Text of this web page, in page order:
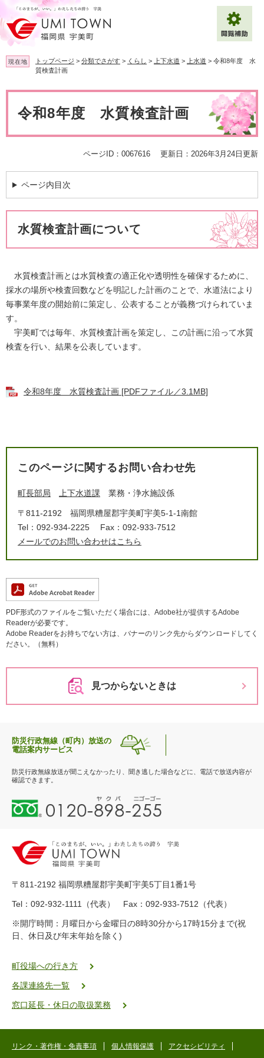
ー
ジ
の
先
頭
す
ニ
ュ
ー
を
飛
し
文字サイズ 標準 拡大
背景色変更 白 黒 青
現在地 トップページ > 分類でさがす > くらし > 上下水道 > 上水道 > 令和8年度 水
質検査計画
令和8年度 水質検査計画
ページID：0067616 更新日：2026年3月24日更新
ページ内目次
水質検査計画について
水質検査計画とは水質検査の適正化や透明性を確保するために、
採水の場所や検査回数などを明記した計画のことで、水道法により
毎事業年度の開始前に策定し、公表することが義務づけられていま
す。
宇美町では毎年、水質検査計画を策定し、この計画に沿って水質
検査を行い、結果を公表しています。
令和8年度 水質検査計画 [PDFファイル／3.1MB]
このページに関するお問い合わせ先
町長部局 上下水道課 業務・浄水施設係
〒811-2192
福岡県糟屋郡宇美町宇美5-1-1南館
Tel：092-934-2225
Fax：092-933-7512
メールでのお問い合わせはこちら
PDF形式のファイルをご覧いただく場合には、Adobe社が提供するAdobe
Readerが必要です。
Adobe Readerをお持ちでない方は、バナーのリンク先からダウンロードしてく
ださい。（無料）
見つからないときは
防災行政無線（町内）放送の
電話案内サービス
防災行政無線放送が聞こえなかったり、聞き逃した場合などに、電話で放送内容が
確認できます。
0
1
-
8
-
5
5
ク
二
ゴ
〒811-2192 福岡県糟屋郡宇美町宇美5丁目1番1号
Tel：092-932-1111（代表） Fax：092-933-7512（代表）
※開庁時間：月曜日から金曜日の8時30分から17時15分まで(祝
日、休日及び年末年始を除く)
町役場への行き方
各課連絡先一覧
窓口延長・休日の取扱業務
リンク・著作権・免責事項 個人情報保護 アクセシビリティ